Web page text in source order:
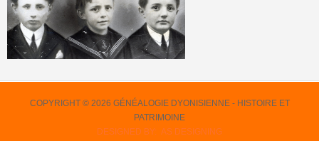
COPYRIGHT © 2026 GÉNÉALOGIE DYONISIENNE - HISTOIRE ET
PATRIMOINE
DESIGNED BY: AS DESIGNING